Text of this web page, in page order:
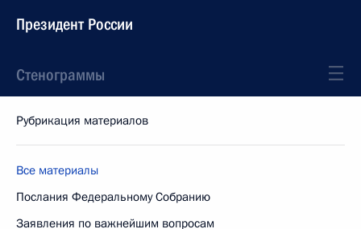
Президент России
Стенограммы
Рубрикация материалов
Все материалы
Послания Федеральному Собранию
Заявления по важнейшим вопросам